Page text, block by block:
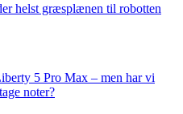
helst græsplænen til robotten
5 Pro Max – men har vi
noter?